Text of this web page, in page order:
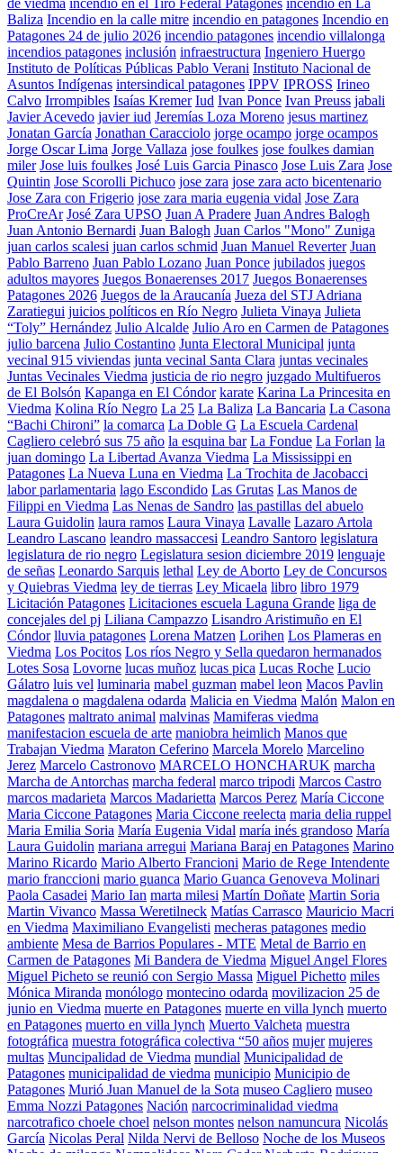
de viedma incendio en el Tiro Federal Patagones incendio en La
Baliza Incendio en la calle mitre incendio en patagones Incendio en
Patagones 24 de julio 2026 incendio patagones incendio villalonga
incendios patagones inclusión infraestructura Ingeniero Huergo
Instituto de Políticas Públicas Pablo Verani Instituto Nacional de
Asuntos Indígenas intersindical patagones IPPV IPROSS Irineo
Calvo Irrompibles Isaías Kremer Iud Ivan Ponce Ivan Preuss jabali
Javier Acevedo javier iud Jeremías Loza Moreno jesus martinez
Jonatan García Jonathan Caracciolo jorge ocampo jorge ocampos
Jorge Oscar Lima Jorge Vallaza jose foulkes jose foulkes damian
miler Jose luis foulkes José Luis Garcia Pinasco Jose Luis Zara Jose
Quintin Jose Scorolli Pichuco jose zara jose zara acto bicentenario
Jose Zara con Frigerio jose zara maria eugenia vidal Jose Zara
ProCreAr José Zara UPSO Juan A Pradere Juan Andres Balogh
Juan Antonio Bernardi Juan Balogh Juan Carlos "Mono" Zuniga
juan carlos scalesi juan carlos schmid Juan Manuel Reverter Juan
Pablo Barreno Juan Pablo Lozano Juan Ponce jubilados juegos
adultos mayores Juegos Bonaerenses 2017 Juegos Bonaerenses
Patagones 2026 Juegos de la Araucanía Jueza del STJ Adriana
Zaratiegui juicios políticos en Río Negro Julieta Vinaya Julieta
“Toly” Hernández Julio Alcalde Julio Aro en Carmen de Patagones
julio barcena Julio Costantino Junta Electoral Municipal junta
vecinal 915 viviendas junta vecinal Santa Clara juntas vecinales
Juntas Vecinales Viedma justicia de rio negro juzgado Multifueros
de El Bolsón Kapanga en El Cóndor karate Karina La Princesita en
Viedma Kolina Río Negro La 25 La Baliza La Bancaria La Casona
“Bachi Chironi” la comarca La Doble G La Escuela Cardenal
Cagliero celebró sus 75 año la esquina bar La Fondue La Forlan la
juan domingo La Libertad Avanza Viedma La Mississippi en
Patagones La Nueva Luna en Viedma La Trochita de Jacobacci
labor parlamentaria lago Escondido Las Grutas Las Manos de
Filippi en Viedma Las Nenas de Sandro las pastillas del abuelo
Laura Guidolin laura ramos Laura Vinaya Lavalle Lazaro Artola
Leandro Lascano leandro massaccesi Leandro Santoro legislatura
legislatura de rio negro Legislatura sesion diciembre 2019 lenguaje
de señas Leonardo Sarquis lethal Ley de Aborto Ley de Concursos
y Quiebras Viedma ley de tierras Ley Micaela libro libro 1979
Licitación Patagones Licitaciones escuela Laguna Grande liga de
concejales del pj Liliana Campazzo Lisandro Aristimuño en El
Cóndor lluvia patagones Lorena Matzen Lorihen Los Plameras en
Viedma Los Pocitos Los ríos Negro y Sella quedaron hermanados
Lotes Sosa Lovorne lucas muñoz lucas pica Lucas Roche Lucio
Gálatro luis vel luminaria mabel guzman mabel leon Macos Pavlin
magdalena o magdalena odarda Malicia en Viedma Malón Malon en
Patagones maltrato animal malvinas Mamiferas viedma
manifestacion escuela de arte maniobra heimlich Manos que
Trabajan Viedma Maraton Ceferino Marcela Morelo Marcelino
Jerez Marcelo Castronovo MARCELO HONCHARUK marcha
Marcha de Antorchas marcha federal marco tripodi Marcos Castro
marcos madarieta Marcos Madarietta Marcos Perez María Ciccone
Maria Ciccone Patagones Maria Ciccone reelecta maria delia ruppel
Maria Emilia Soria María Eugenia Vidal maría inés grandoso María
Laura Guidolin mariana arregui Mariana Baraj en Patagones Marino
Marino Ricardo Mario Alberto Francioni Mario de Rege Intendente
mario franccioni mario guanca Mario Guanca Genoveva Molinari
Paola Casadei Mario Ian marta milesi Martín Doñate Martin Soria
Martin Vivanco Massa Weretilneck Matías Carrasco Mauricio Macri
en Viedma Maximiliano Evangelisti mecheras patagones medio
ambiente Mesa de Barrios Populares - MTE Metal de Barrio en
Carmen de Patagones Mi Bandera de Viedma Miguel Angel Flores
Miguel Picheto se reunió con Sergio Massa Miguel Pichetto miles
Mónica Miranda monólogo montecino odarda movilizacion 25 de
junio en Viedma muerte en Patagones muerte en villa lynch muerto
en Patagones muerto en villa lynch Muerto Valcheta muestra
fotográfica muestra fotográfica colectiva “50 años mujer mujeres
multas Muncipalidad de Viedma mundial Municipalidad de
Patagones municipalidad de viedma municipio Municipio de
Patagones Murió Juan Manuel de la Sota museo Cagliero museo
Emma Nozzi Patagones Nación narcocriminalidad viedma
narcotrafico choele choel nelson montes nelson namuncura Nicolás
García Nicolas Peral Nilda Nervi de Belloso Noche de los Museos